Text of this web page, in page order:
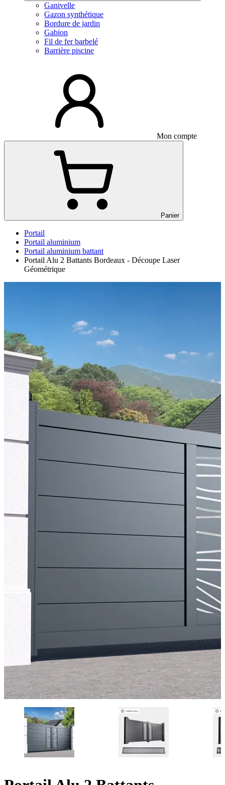
Ganivelle
Gazon synthétique
Bordure de jardin
Gabion
Fil de fer barbelé
Barrière piscine
Mon compte
Panier
Portail
Portail aluminium
Portail aluminium battant
Portail Alu 2 Battants Bordeaux - Découpe Laser
Géométrique